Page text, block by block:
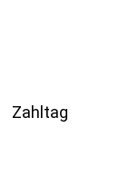
Zahltag